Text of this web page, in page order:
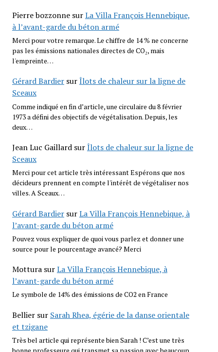
Pierre bozzonnesurLa Villa François Hennebique,
à l’avant-garde du béton armé
Merci pour votre remarque. Le chiffre de 14 % ne concerne
pas les émissions nationales directes de CO₂, mais
l'empreinte…
Gérard BardiersurÎlots de chaleur sur la ligne de
Sceaux
Comme indiqué en fin d’article, une circulaire du 8 février
1973 a défini des objectifs de végétalisation. Depuis, les
deux…
Jean Luc GaillardsurÎlots de chaleur sur la ligne de
Sceaux
Merci pour cet article très intéressant Espérons que nos
décideurs prennent en compte l'intérêt de végétaliser nos
villes. A Sceaux…
Gérard BardiersurLa Villa François Hennebique, à
l’avant-garde du béton armé
Pouvez vous expliquer de quoi vous parlez et donner une
source pour le pourcentage avancé? Merci
MotturasurLa Villa François Hennebique, à
l’avant-garde du béton armé
Le symbole de 14% des émissions de CO2 en France
Belliersur Sarah Rhea, égérie de la danse orientale
et tzigane
Très bel article qui représente bien Sarah ! C’est une très